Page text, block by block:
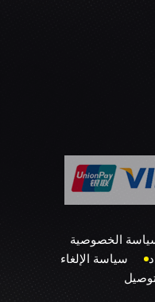
الخصوصية
سياسة الإلغاء